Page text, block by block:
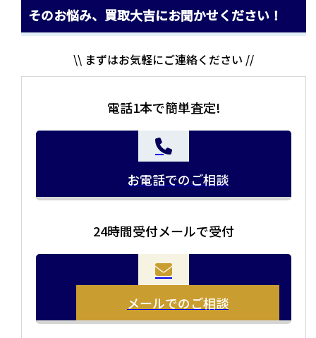
お品物をつめて送るだけで査定が可能です。時間が無い
方や、荷物が多い方へオススメです。
当店の査定員がご自宅に伺いその場で査定を致します。
まとめて売りたい！価値がわからなく売れるかわからな
そのお悩み、買取大吉にお聞かせください！
\\ まずはお気軽にご連絡ください //
電話1本で簡単査定!
お電話でのご相談
24時間受付メールで受付
メールでのご相談